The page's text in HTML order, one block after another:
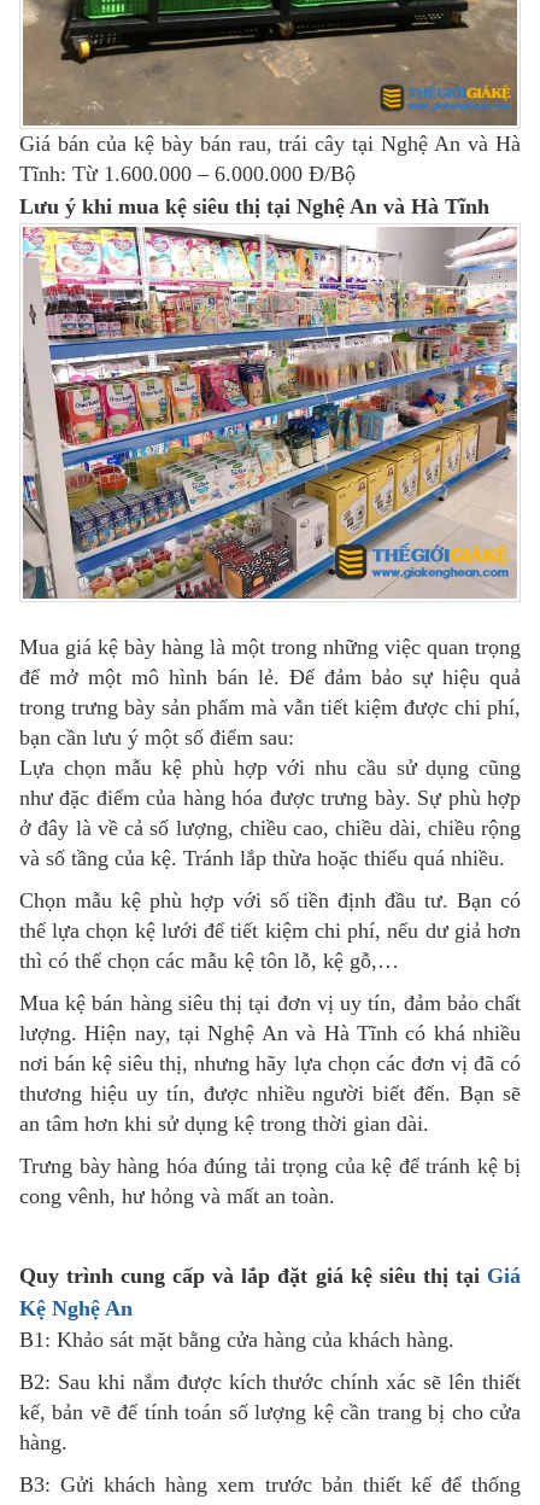
Giá bán của kệ bày bán rau, trái cây tại Nghệ An và Hà
Tĩnh: Từ 1.600.000 – 6.000.000 Đ/Bộ
Lưu ý khi mua kệ siêu thị tại Nghệ An và Hà Tĩnh
Mua giá kệ bày hàng là một trong những việc quan trọng
để mở một mô hình bán lẻ. Để đảm bảo sự hiệu quả
trong trưng bày sản phẩm mà vẫn tiết kiệm được chi phí,
bạn cần lưu ý một số điểm sau:
Lựa chọn mẫu kệ phù hợp với nhu cầu sử dụng cũng
như đặc điểm của hàng hóa được trưng bày. Sự phù hợp
ở đây là về cả số lượng, chiều cao, chiều dài, chiều rộng
và số tầng của kệ. Tránh lắp thừa hoặc thiếu quá nhiều.
Chọn mẫu kệ phù hợp với số tiền định đầu tư. Bạn có
thể lựa chọn kệ lưới để tiết kiệm chi phí, nếu dư giả hơn
thì có thể chọn các mẫu kệ tôn lỗ, kệ gỗ,…
Mua kệ bán hàng siêu thị tại đơn vị uy tín, đảm bảo chất
lượng. Hiện nay, tại Nghệ An và Hà Tĩnh có khá nhiều
nơi bán kệ siêu thị, nhưng hãy lựa chọn các đơn vị đã có
thương hiệu uy tín, được nhiều người biết đến. Bạn sẽ
an tâm hơn khi sử dụng kệ trong thời gian dài.
Trưng bày hàng hóa đúng tải trọng của kệ để tránh kệ bị
cong vênh, hư hỏng và mất an toàn.
Quy trình cung cấp và lắp đặt giá kệ siêu thị tại Giá
Kệ Nghệ An
B1: Khảo sát mặt bằng cửa hàng của khách hàng.
B2: Sau khi nắm được kích thước chính xác sẽ lên thiết
kế, bản vẽ để tính toán số lượng kệ cần trang bị cho cửa
hàng.
B3: Gửi khách hàng xem trước bản thiết kế để thống